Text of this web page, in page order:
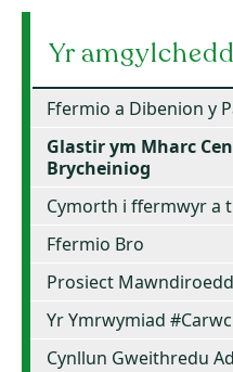
Yr amgylchedd
Ffermio a Dibenion y
Glastir ym Mharc
Brycheiniog
Cymorth i ffermwyr a
Ffermio Bro
Prosiect
Yr Ymrwymiad
Cynllun Gweithredu